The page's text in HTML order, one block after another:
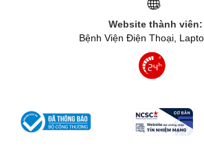
Website thành viên:
Bệnh Viện Điện Thoại,